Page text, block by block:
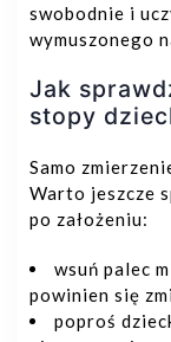
swobodnie i
wymuszonego
Jak
stopy
Samo
Warto jeszcze
po założeniu:
wsuń palec
powinien się
poproś